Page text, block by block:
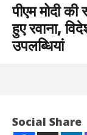
पीएम मोदी
हुए रवाना,
उपलब्धियां
Social Share